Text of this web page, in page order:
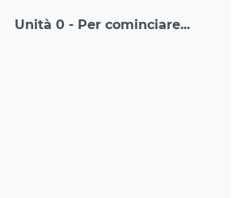
Unità 0 - Per cominciare...